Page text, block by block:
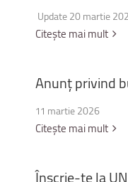
Update 20 martie
Citește mai mult
Anunțprivind
11 martie 2026
Citește mai mult
Înscrie-tela